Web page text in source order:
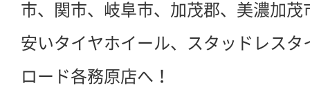
市、関市、岐阜市、加茂郡、美濃加茂
安いタイヤホイール、スタッドレス
ロード各務原店へ！